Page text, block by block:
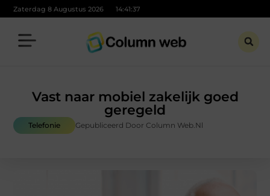
Zaterdag 8 Augustus 2026 14:41:38
Vast naar mobiel zakelijk goed
geregeld
Telefonie Gepubliceerd Door Column Web.nl